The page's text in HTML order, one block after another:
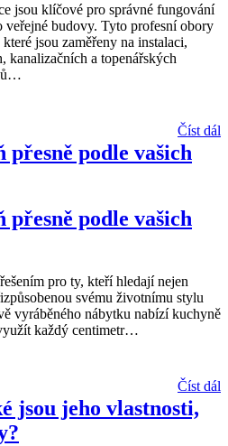
jsou klíčové pro správné fungování
veřejné budovy. Tyto profesní obory
jsou zaměřeny na instalaci,
kanalizačních a topenářských
…
Číst dál
podle vašich
podle vašich
pro ty, kteří hledají nejen
svému životnímu stylu
vyráběného nábytku nabízí kuchyně
každý centimetr…
Číst dál
jsou jeho vlastnosti,